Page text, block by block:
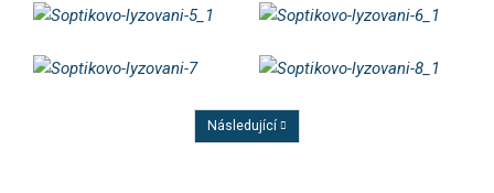
Předchozí
Následující